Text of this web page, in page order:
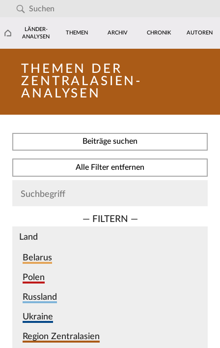
LÄNDER-
ANALYSEN
THEMEN ARCHIV CHRONIK AUTOREN
THEMEN DER
ZENTRALASIEN-
ANALYSEN
Beiträge suchen
Alle Filter entfernen
— FILTERN —
Land
Belarus
Polen
Russland
Ukraine
Region Zentralasien